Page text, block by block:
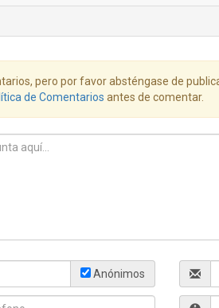
pero por favor absténgase de
de Comentarios antes de comentar.
Anónimos